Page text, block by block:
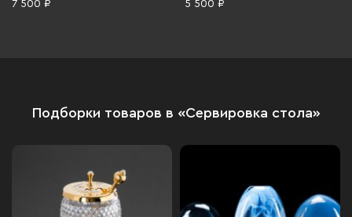
7 500 ₽ 5 500 ₽
Подборки товаров в «Сервировка стола»